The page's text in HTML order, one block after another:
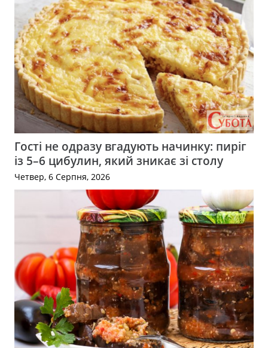
Гості не одразу вгадують начинку: пиріг
із 5–6 цибулин, який зникає зі столу
Четвер, 6 Серпня, 2026